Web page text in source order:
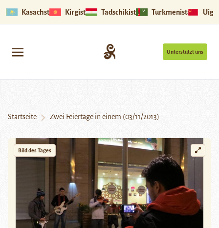
Kasachstan Kirgistan Tadschikistan Turkmenistan
Unterstützt uns
Startseite Zwei Feiertage in einem (03/11/2013)
Bild des Tages